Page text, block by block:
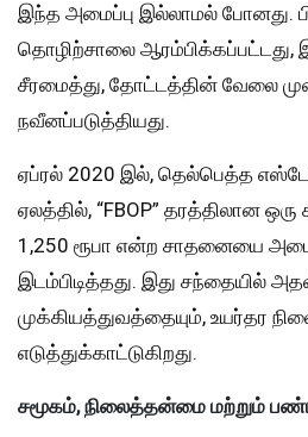
இந்த அமைப்பு இல்லாமல் போனது.
தொழிற்சாலை ஆரம்பிக்கப்பட்டது,
சீரமைத்து, தோட்டத்தின் வேலை
நவீனப்படுத்தியது.
ஏப்ரல் 2020 இல், தெல்பெத்த
ஏலத்தில், “FBOP” தரத்திலான
1,250 ரூபா என்ற சாதனையை
இடம்பிடித்தது. இது சந்தையில்
முக்கியத்துவத்தையும், உயர்தர
எடுத்துக்காட்டுகிறது.
சமூகம், நிலைத்தன்மை மற்றும்